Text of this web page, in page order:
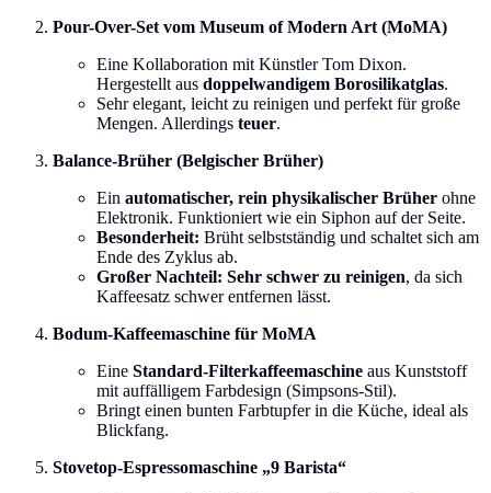
Pour-Over-Set vom Museum of Modern Art (MoMA)
Eine Kollaboration mit Künstler Tom Dixon.
Hergestellt aus doppelwandigem Borosilikatglas.
Sehr elegant, leicht zu reinigen und perfekt für große
Mengen. Allerdings teuer.
Balance-Brüher (Belgischer Brüher)
Ein automatischer, rein physikalischer Brüher ohne
Elektronik. Funktioniert wie ein Siphon auf der Seite.
Besonderheit: Brüht selbstständig und schaltet sich am
Ende des Zyklus ab.
Großer Nachteil: Sehr schwer zu reinigen, da sich
Kaffeesatz schwer entfernen lässt.
Bodum-Kaffeemaschine für MoMA
Eine Standard-Filterkaffeemaschine aus Kunststoff
mit auffälligem Farbdesign (Simpsons-Stil).
Bringt einen bunten Farbtupfer in die Küche, ideal als
Blickfang.
Stovetop-Espressomaschine „9 Barista“